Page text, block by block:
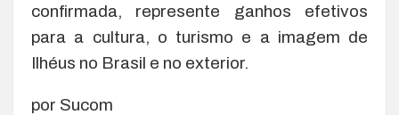
confirmada, represente ganhos efetivos
para a cultura, o turismo e a imagem de
Ilhéus no Brasil e no exterior.
por Sucom